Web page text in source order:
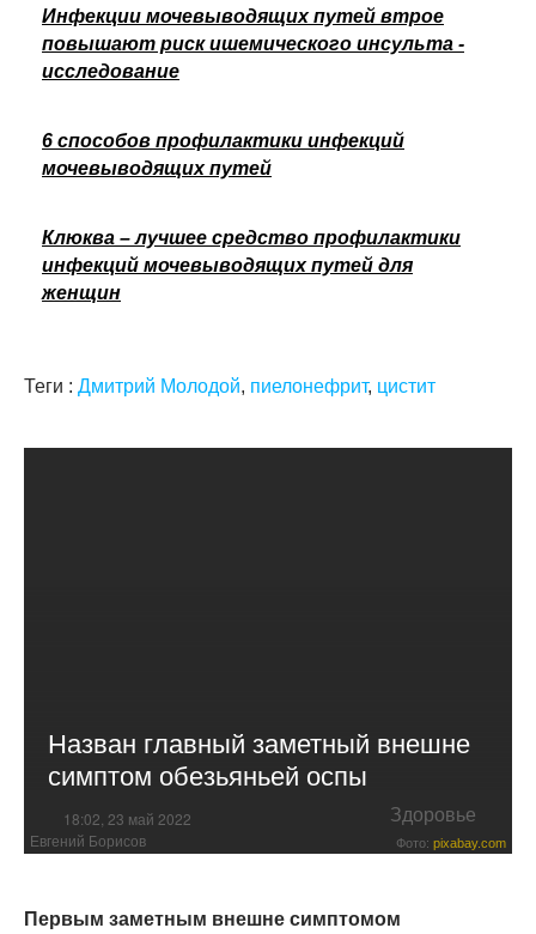
Инфекции мочевыводящих путей втрое
повышают риск ишемического инсульта -
исследование
6 способов профилактики инфекций
мочевыводящих путей
Клюква – лучшее средство профилактики
инфекций мочевыводящих путей для
женщин
Теги : Дмитрий Молодой, пиелонефрит, цистит
Назван главный заметный внешне
симптом обезьяньей оспы
18:02, 23 май 2022 Здоровье
Евгений Борисов Фото: pixabay.com
Первым заметным внешне симптомом